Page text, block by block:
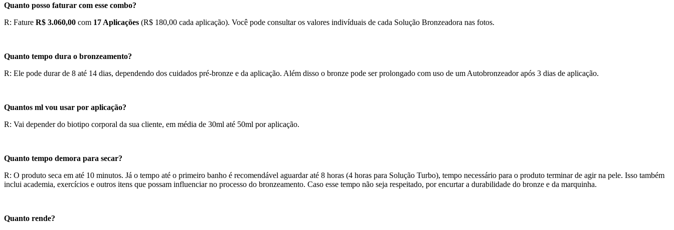
Quanto posso faturar com esse combo?
R: Fature R$ 3.060,00 com 17 Aplicações (R$ 180,00 cada aplicação). Você pode consultar os valores indivíduais de cada Solução Bronzeadora nas fotos.
Quanto tempo dura o bronzeamento?
R: Ele pode durar de 8 até 14 dias, dependendo dos cuidados pré-bronze e da aplicação. Além disso o bronze pode ser prolongado com uso de um Autobronzeador após 3 dias de aplicação.
Quantos ml vou usar por aplicação?
R: Vai depender do biotipo corporal da sua cliente, em média de 30ml até 50ml por aplicação.
Quanto tempo demora para secar?
R: O produto seca em até 10 minutos. Já o tempo até o primeiro banho é recomendável aguardar até 8 horas (4 horas para Solução Turbo), tempo necessário para o produto terminar de agir na pele. Isso também
inclui academia, exercícios e outros itens que possam influenciar no processo do bronzeamento. Caso esse tempo não seja respeitado, por encurtar a durabilidade do bronze e da marquinha.
Quanto rende?